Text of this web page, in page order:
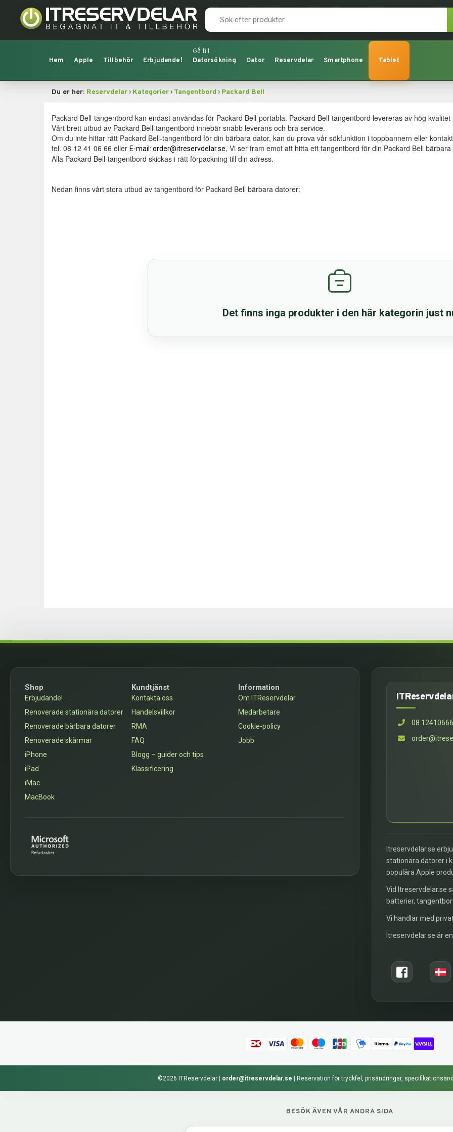
Hem Apple Tillbehör Erbjudande! Datorsökning Dator Reservdelar Smartphone Tablet
Du er her: Reservdelar› Kategorier› Tangentbord › Packard Bell
Packard Bell-tangentbord kan endast användas för Packard Bell-portabla. Packard Bell-tangentbord levereras av hög
Vårt brett utbud av Packard Bell-tangentbord innebär snabb leverans och bra service.
Om du inte hittar rätt Packard Bell-tangentbord för din bärbara dator, kan du prova vår sökfunktion i toppbannern eller
tel. 08 12 41 06 66 eller E-mail: order@itreservdelar.se, Vi ser fram emot att hitta ett tangentbord för din Packard Bell bärbara
Alla Packard Bell-tangentbord skickas i rätt förpackning till din adress.
Nedan finns vårt stora utbud av tangentbord för Packard Bell bärbara datorer:
Det finns inga produkter i den här kategorin just
Shop
Erbjudande!
Renoverade stationära datorer
Renoverade bärbara datorer
Renoverade skärmar
iPhone
iPad
iMac
MacBook
Kundtjänst
Kontakta oss
Handelsvillkor
RMA
FAQ
Blogg – guider och tips
Klassificering
Information
Om ITReservdelar
Medarbetare
Cookie-policy
Jobb
08
Itreservdelar.se
stationära datorer i
populära Apple
Vid Itreservdelar.se
batterier,
Vi handlar med
Itreservdelar.se är
©2026 ITReservdelar order@itreservdelar.se Reservation för tryckfel, prisändringar,
BESÖK ÄVEN VÅR ANDRA SIDA